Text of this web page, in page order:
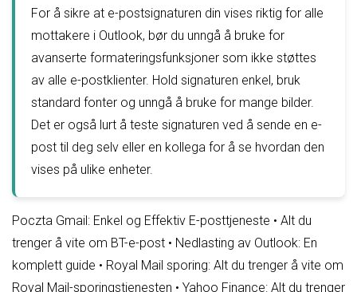
For å sikre at e-postsignaturen din vises riktig for alle
mottakere i Outlook, bør du unngå å bruke for
avanserte formateringsfunksjoner som ikke støttes
av alle e-postklienter. Hold signaturen enkel, bruk
standard fonter og unngå å bruke for mange bilder.
Det er også lurt å teste signaturen ved å sende en e-
post til deg selv eller en kollega for å se hvordan den
vises på ulike enheter.
Poczta Gmail: Enkel og Effektiv E-posttjeneste • Alt du
trenger å vite om BT-e-post • Nedlasting av Outlook: En
komplett guide • Royal Mail sporing: Alt du trenger å vite om
Royal Mail-sporingstjenesten • Yahoo Finance: Alt du trenger